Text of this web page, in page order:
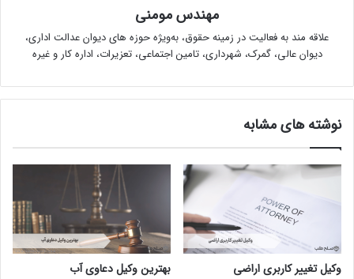
مهندس مومنی
علاقه مند به فعالیت در زمینه حقوق، به‌ویژه حوزه های دیوان عدالت اداری،
دیوان عالی، گمرک، شهرداری، تامین اجتماعی، تعزیرات، اداره کار و غیره
نوشته های مشابه
وکیل تغییر کاربری اراضی بهترین وکیل دعاوی آب